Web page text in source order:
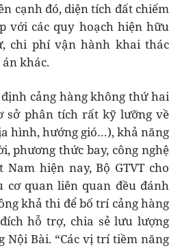
cạnh đó, diện tích đất chiếm
với các quy hoạch hiện hữu
chi phí vận hành khai thác
khác.
cảng hàng không thứ hai
sở phân tích rất kỹ lưỡng về
hình, hướng gió…), khả năng
phương thức bay, công nghệ
hiện nay, Bộ GTVT cho
cơ quan liên quan đều đánh
khả thi để bố trí cảng hàng
hỗ trợ, chia sẻ lưu lượng
Nội Bài. “Các vị trí tiềm năng